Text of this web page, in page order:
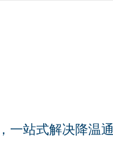
一站式解决降温